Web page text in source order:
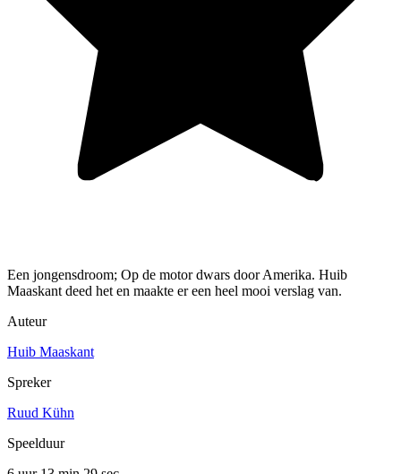
Een jongensdroom; Op de motor dwars door Amerika. Huib
Maaskant deed het en maakte er een heel mooi verslag van.
Auteur
Huib Maaskant
Spreker
Ruud Kühn
Speelduur